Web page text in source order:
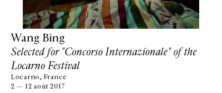
Wang Bing
Selected for "Concorso Internazionale" of the
Locarno Festival
Locarno, France
2 — 12 août 2017